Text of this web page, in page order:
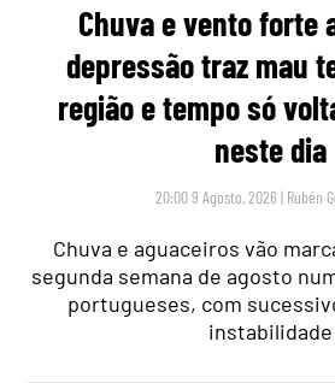
Chuva e vento forte
depressão traz mau
região e tempo só
neste dia
20:00 9 Agosto, 2026 | Rubén
Chuva e aguaceiros vão
segunda semana de agosto
portugueses, com
instabilidade